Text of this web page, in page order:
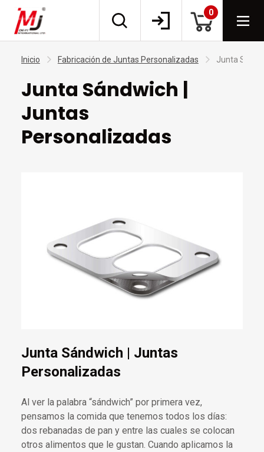
0
Inicio Fabricación de Juntas Personalizadas Junta
Junta Sándwich |
Juntas
Personalizadas
Junta Sándwich | Juntas
Personalizadas
Al ver la palabra “sándwich” por primera vez,
pensamos la comida que tenemos todos los días:
dos rebanadas de pan y entre las cuales se colocan
otros alimentos que le gustan. Cuando aplicamos la